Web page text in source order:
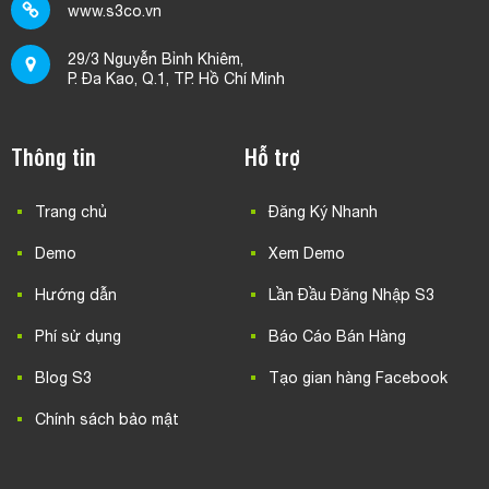
www.s3co.vn
29/3 Nguyễn Bỉnh Khiêm,
P. Đa Kao, Q.1, TP. Hồ Chí Minh
Thông tin
Trang chủ
Demo
Hướng dẫn
Phí sử dụng
Blog S3
Chính sách bảo mật
Hỗ trợ
Đăng Ký Nhanh
Xem Demo
Lần Đầu Đăng Nhập S3
Báo Cáo Bán Hàng
Tạo gian hàng Facebook